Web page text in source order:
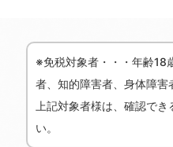
※免税対象者・・・年齢18
者、知的障害者、身体障害
上記対象者様は、確認で
い。